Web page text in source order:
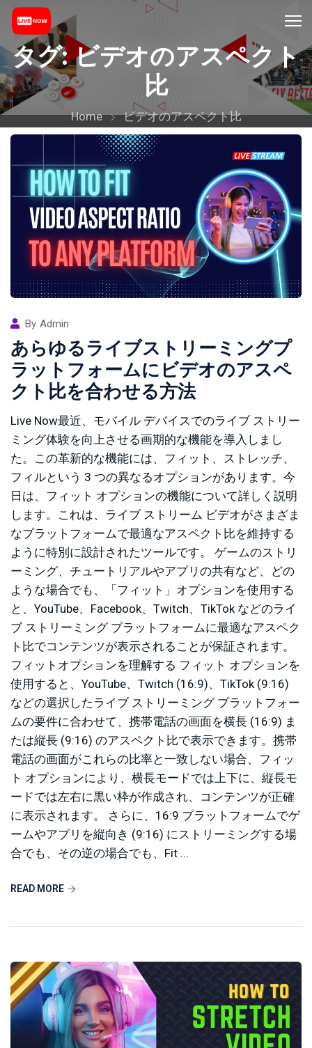
タグ:ビデオのアスペクト
比
Home ビデオのアスペクト比
By Admin
あらゆるライブストリーミングプ
ラットフォームにビデオのアスペ
クト比を合わせる方法
Live Now最近、モバイル デバイスでのライブ ストリー
ミング体験を向上させる画期的な機能を導入しまし
た。この革新的な機能には、フィット、ストレッチ、
フィルという 3 つの異なるオプションがあります。今
日は、フィット オプションの機能について詳しく説明
します。これは、ライブ ストリーム ビデオがさまざま
なプラットフォームで最適なアスペクト比を維持する
ように特別に設計されたツールです。 ゲームのストリ
ーミング、チュートリアルやアプリの共有など、どの
ような場合でも、「フィット」オプションを使用する
と、YouTube、Facebook、Twitch、TikTok などのライ
ブ ストリーミング プラットフォームに最適なアスペク
ト比でコンテンツが表示されることが保証されます。
フィットオプションを理解する フィット オプションを
使用すると、YouTube、Twitch (16:9)、TikTok (9:16)
などの選択したライブ ストリーミング プラットフォー
ムの要件に合わせて、携帯電話の画面を横長 (16:9) ま
たは縦長 (9:16) のアスペクト比で表示できます。携帯
電話の画面がこれらの比率と一致しない場合、フィッ
ト オプションにより、横長モードでは上下に、縦長モ
ードでは左右に黒い枠が作成され、コンテンツが正確
に表示されます。 さらに、16:9 プラットフォームでゲ
ームやアプリを縦向き (9:16) にストリーミングする場
合でも、その逆の場合でも、Fit ...
READ MORE